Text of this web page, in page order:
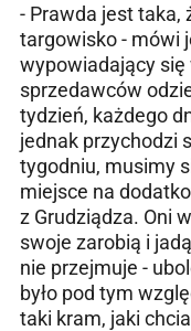
- Prawda jest
targowisko - mówi
wypowiadający się
sprzedawców
tydzień, każdego
jednak przychodzi
tygodniu, musimy
miejsce na
z Grudziądza. Oni
swoje zarobią i
nie przejmuje -
było pod tym
taki kram, jaki